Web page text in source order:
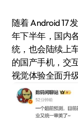
随着 Android 17
年下半年，国内
统，也会陆续上
的国产手机，交
视觉体验全面升级